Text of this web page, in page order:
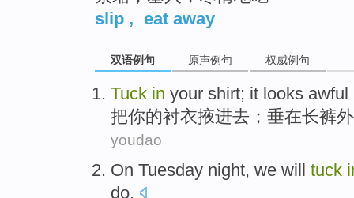
slip , eat away
双语例句 原声例句 权威例句
Tuck in your shirt; it looks awful
把你的衬衣掖进去； 垂在长裤
youdao
On Tuesday night, we will tuck
do.